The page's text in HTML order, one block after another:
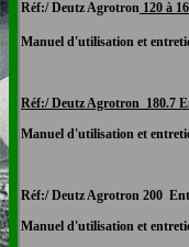
Réf:/ Deutz Agrotron 120 à
Manuel d'utilisation et
Réf:/ Deutz Agrotron 180.7
Manuel d'utilisation et
Réf:/ Deutz Agrotron 200
Manuel d'utilisation et